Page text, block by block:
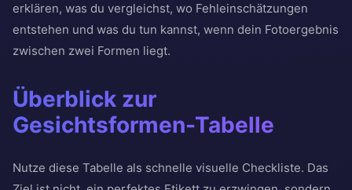
erklären, was du vergleichst, wo Fehleinschätzungen
entstehen und was du tun kannst, wenn dein Fotoergebnis
zwischen zwei Formen liegt.
Überblick zur
Gesichtsformen-Tabelle
Nutze diese Tabelle als schnelle visuelle Checkliste. Das